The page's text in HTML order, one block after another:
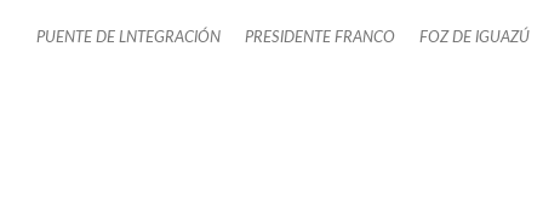
PUENTE DE LNTEGRACIÓN PRESIDENTE FRANCO FOZ DE IGUAZÚ